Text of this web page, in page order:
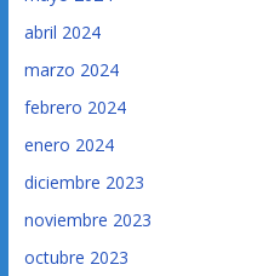
abril 2024
marzo 2024
febrero 2024
enero 2024
diciembre 2023
noviembre 2023
octubre 2023